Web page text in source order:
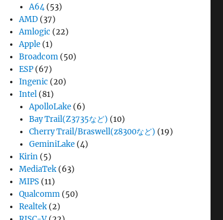
A64(53)
AMD (37)
Amlogic (22)
Apple (1)
Broadcom (50)
ESP (67)
Ingenic (20)
Intel (81)
ApolloLake(6)
Bay Trail(Z3735など) (10)
Cherry Trail/Braswell(z8300など) (19)
GeminiLake(4)
Kirin (5)
MediaTek (63)
MIPS (11)
Qualcomm (50)
Realtek (2)